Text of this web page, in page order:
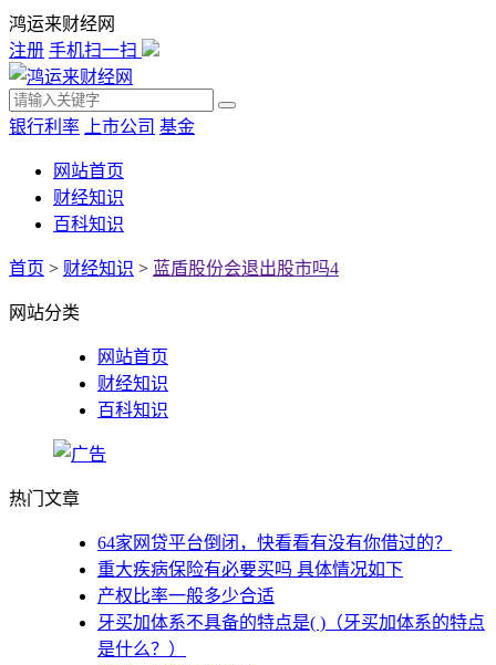
鸿运来财经网
注册 手机扫一扫
银行利率 上市公司 基金
网站首页
财经知识
百科知识
首页 > 财经知识 > 蓝盾股份会退出股市吗4
网站分类
网站首页
财经知识
百科知识
热门文章
64家网贷平台倒闭，快看看有没有你借过的？
重大疾病保险有必要买吗 具体情况如下
产权比率一般多少合适
牙买加体系不具备的特点是( )（牙买加体系的特点
是什么？）